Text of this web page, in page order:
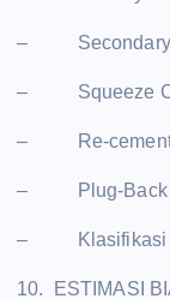
– Secondary
– Squeeze
– Re-
– Plug-Back
– Klasifikasi
10. ESTIMASI